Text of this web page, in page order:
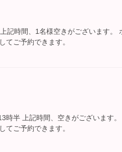
記時間、1名様空きがございます。
てご予約できます。
時半 上記時間、空きがございます
てご予約できます。